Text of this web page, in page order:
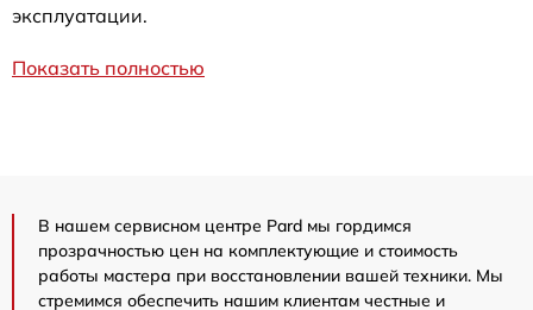
эксплуатации.
Показать полностью
В нашем сервисном центре Pard мы гордимся
прозрачностью цен на комплектующие и стоимость
работы мастера при восстановлении вашей техники. Мы
стремимся обеспечить нашим клиентам честные и